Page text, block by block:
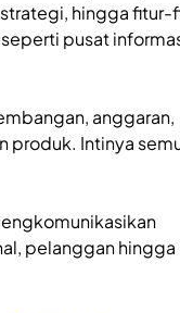
hingga fitur-
pusat
anggaran,
produk. Intinya
pelanggan hingga